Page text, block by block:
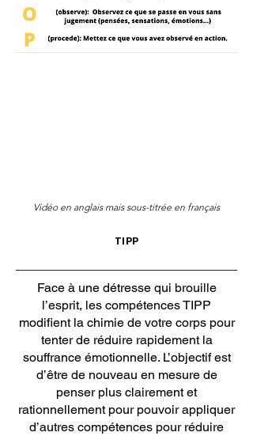
Vidéo en anglais mais sous-titrée en français
TIPP
Face à une détresse qui brouille
l’esprit, les compétences TIPP
modifient la chimie de votre corps pour
tenter de réduire rapidement la
souffrance émotionnelle. L’objectif est
d’être de nouveau en mesure de
penser plus clairement et
rationnellement pour pouvoir appliquer
d’autres compétences pour réduire